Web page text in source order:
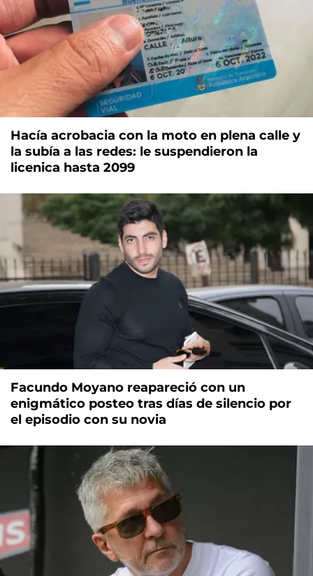
Hacía acrobacia con la moto en plena calle y
la subía a las redes: le suspendieron la
licenica hasta 2099
Facundo Moyano reapareció con un
enigmático posteo tras días de silencio por
el episodio con su novia